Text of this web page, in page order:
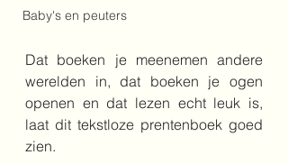
Baby's en peuters
Dat boeken je meenemen andere
werelden in, dat boeken je ogen
openen en dat lezen echt leuk is,
laat dit tekstloze prentenboek goed
zien.